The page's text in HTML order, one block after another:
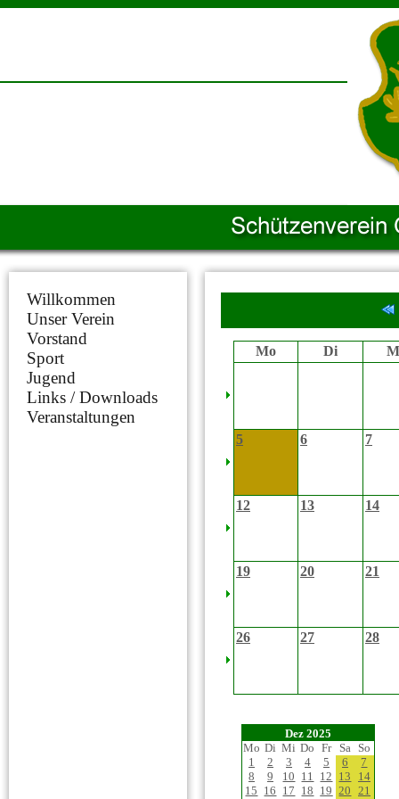
Willkommen
Unser Verein
Vorstand
Sport
Jugend
Links / Downloads
Veranstaltungen
Mo Di
5 6 7
12 13 14
19 20 21
26 27 28
Dez 2025
Mo Di Mi Do Fr Sa So
1
2 3 4 5 6
7
8
9 10 11 12 13
14
15 16 17 18 19 20 21